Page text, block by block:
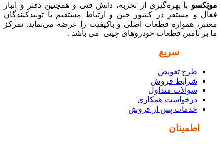
موتِکسو با بهره‌گیری از تجربه، دانش فنی و همچنین دفتر و انبار
فعال و مستقر در کشور چین و ارتباط مستقیم با تولیدکنندگان
معتبر، همواره قطعات اصلی و باکیفیت را عرضه می‌نماید. تمرکز
ما بر تأمین قطعات خودروهای چینی می باشد .
سریع
طرح تعویض
شرایط فروش
سوالات متداول
درخواست همکاری
خدمات پس از فروش
اطمینان